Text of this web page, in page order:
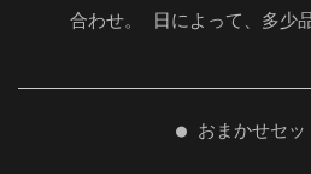
合わせ。 日によって、多少
● おまかせセ